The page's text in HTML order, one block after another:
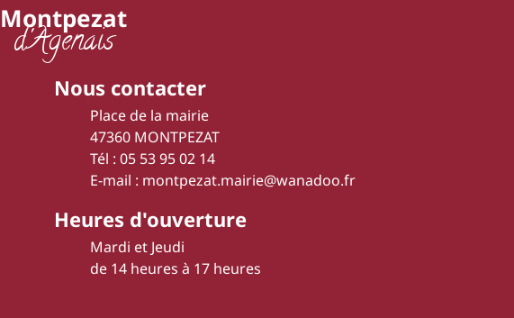
Montpezat
d'Agenais
Nous contacter
Place de la mairie
47360 MONTPEZAT
Tél : 05 53 95 02 14
E-mail : montpezat.mairie@wanadoo.fr
Heures d'ouverture
Mardi et Jeudi
de 14 heures à 17 heures